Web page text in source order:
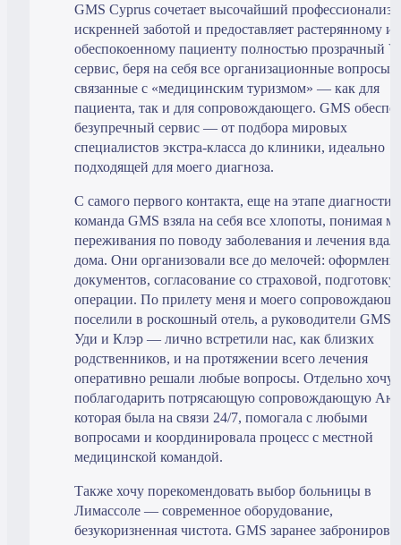
GMS Cyprus сочетает высочайший
искренней заботой и предоставляет растерянному и
обеспокоенному пациенту полностью прозрачный
сервис, беря на себя все организационные вопросы,
связанные с «медицинским туризмом» — как для
пациента, так и для сопровождающего. GMS
безупречный сервис — от подбора мировых
специалистов экстра-класса до клиники, идеально
подходящей для моего диагноза.
С самого первого контакта, еще на этапе
команда GMS взяла на себя все хлопоты, понимая
переживания по поводу заболевания и лечения
дома. Они организовали все до мелочей:
документов, согласование со страховой, подготовку
операции. По прилету меня и моего
поселили в роскошный отель, а руководители GMS
Уди и Клэр — лично встретили нас, как близких
родственников, и на протяжении всего лечения
оперативно решали любые вопросы. Отдельно хочу
поблагодарить потрясающую сопровождающую Аю,
которая была на связи 24/7, помогала с любыми
вопросами и координировала процесс с местной
медицинской командой.
Также хочу порекомендовать выбор больницы в
Лимассоле — современное оборудование,
безукоризненная чистота. GMS заранее